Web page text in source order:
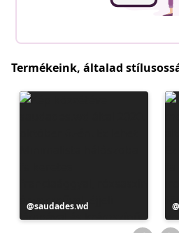
Termékeink, általad
Bejegyzés
közzétevője
saudades.wd